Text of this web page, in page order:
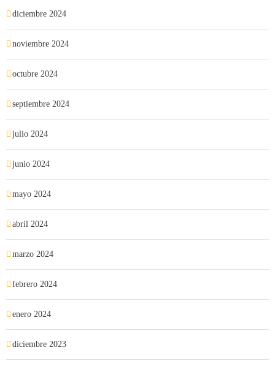
diciembre 2024
noviembre 2024
octubre 2024
septiembre 2024
julio 2024
junio 2024
mayo 2024
abril 2024
marzo 2024
febrero 2024
enero 2024
diciembre 2023